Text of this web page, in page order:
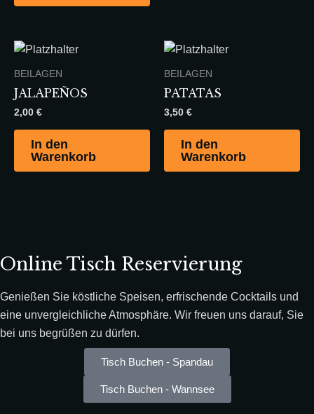
BEILAGEN
JALAPEÑOS
2,00 €
In den
Warenkorb
BEILAGEN
PATATAS
3,50 €
In den
Warenkorb
Online Tisch Reservierung
Genießen Sie köstliche Speisen, erfrischende Cocktails und
eine unvergleichliche Atmosphäre. Wir freuen uns darauf, Sie
bei uns begrüßen zu dürfen.
Tisch Buchen - Spandau
Tisch Buchen - Wannsee